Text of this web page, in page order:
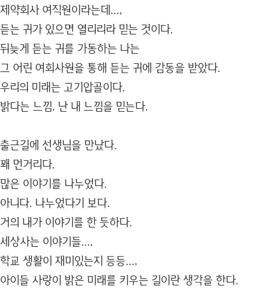
제약회사 여직원이라는데...,
듣는 귀가 있으면 열리리라 믿는 것이다.
뒤늦게 듣는 귀를 가동하는 나는
그 어린 여회사원을 통해 듣는 귀에 감동을 받았다.
우리의 미래는 고기압골이다.
밝다는 느낌, 난 내 느낌을 믿는다.
출근길에 선생님을 만났다.
꽤 먼거리다.
많은 이야기를 나누었다.
아니다. 나누었다기 보다.
거의 내가 이야기를 한 듯하다.
세상사는 이야기들...,
학교 생활이 재미있는지 등등...,
아이들 사랑이 밝은 미래를 키우는 길이란 생각을 한다.